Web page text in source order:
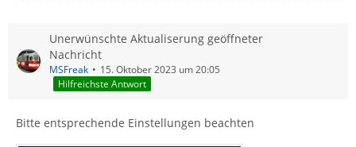
Unerwünschte Aktualiserung geöffneter
Nachricht
MSFreak
15. Oktober 2023 um 20:05
Hilfreichste Antwort
Bitte entsprechende Einstellungen beachten